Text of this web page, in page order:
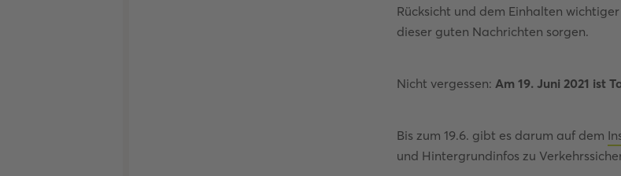
Rücksicht und dem Einhalten
dieser guten Nachrichten sorgen.
Nicht vergessen: Am 19. Juni 2021 ist
Bis zum 19.6. gibt es darum auf dem
und Hintergrundinfos zu